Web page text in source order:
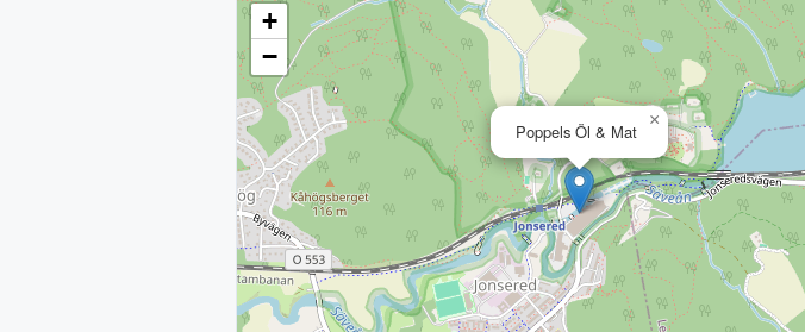
Poppels Öl & Mat
×
+
−